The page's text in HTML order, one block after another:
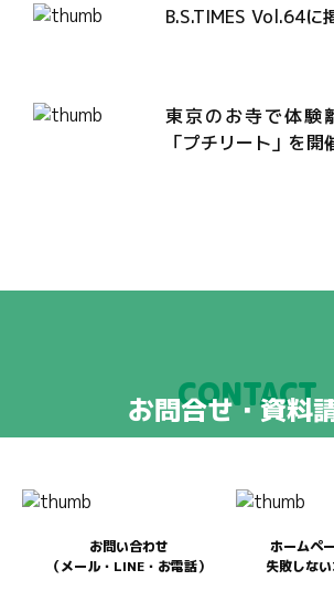
B.S.TIMES Vol.64に
東京のお寺で体験
「プチリート」を開
CONTACT
お問合せ・資料
お問い合わせ
（メール・LINE・お電話）
ホームペ
失敗しな